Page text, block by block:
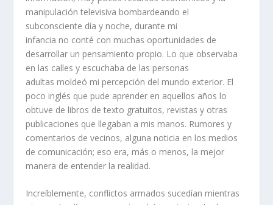
manipulación televisiva bombardeando el
subconsciente día y noche, durante mi
infancia no conté con muchas oportunidades de
desarrollar un pensamiento propio. Lo que observaba
en las calles y escuchaba de las personas
adultas moldeó mi percepción del mundo exterior. El
poco inglés que pude aprender en aquellos años lo
obtuve de libros de texto gratuitos, revistas y otras
publicaciones que llegaban a mis manos. Rumores y
comentarios de vecinos, alguna noticia en los medios
de comunicación; eso era, más o menos, la mejor
manera de entender la realidad.
Increíblemente, conflictos armados sucedían mientras